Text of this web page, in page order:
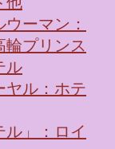
ーマン：
輪プリンス
ル
ヤル：ホテ
」：ロイ